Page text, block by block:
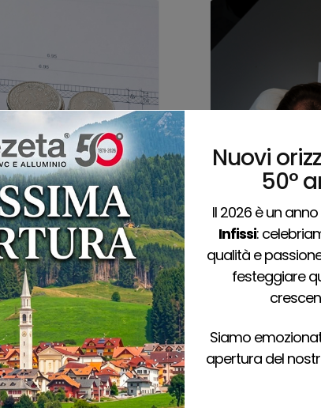
non dovrai più
per valorizzare la
Ogni singola
Nuovi
50°
Il 2026 è un
Infissi:
qualità e
festeggiare
Siamo
apertura del